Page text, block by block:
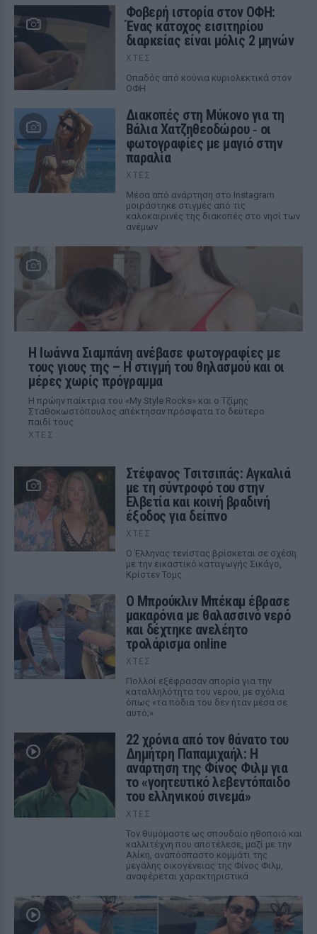
Φοβερή ιστορία στον ΟΦΗ:
Ένας κάτοχος εισιτηρίου
διαρκείας είναι μόλις 2 μηνών
ΧΤΕΣ
Οπαδός από κούνια κυριολεκτικά στον
ΟΦΗ
Διακοπές στη Μύκονο για τη
Βάλια Χατζηθεοδώρου ‑ οι
φωτογραφίες με μαγιό στην
παραλία
ΧΤΕΣ
Μέσα από ανάρτηση στο Instagram
μοιράστηκε στιγμές από τις
καλοκαιρινές της διακοπές στο νησί των
ανέμων
H Ιωάννα Σιαμπάνη ανέβασε φωτογραφίες με
τους γιους της – Η στιγμή του θηλασμού και οι
μέρες χωρίς πρόγραμμα
Η πρώην παίκτρια του «My Style Rocks» και ο Τζίμης
Σταθοκωστόπουλος απέκτησαν πρόσφατα το δεύτερο
παιδί τους
ΧΤΕΣ
Στέφανος Τσιτσιπάς: Αγκαλιά
με τη σύντροφό του στην
Ελβετία και κοινή βραδινή
έξοδος για δείπνο
ΧΤΕΣ
Ο Έλληνας τενίστας βρίσκεται σε σχέση
με την εικαστικό καταγωγής Σικάγο,
Κρίστεν Τομς
Ο Μπρούκλιν Μπέκαμ έβρασε
μακαρόνια με θαλασσινό νερό
και δέχτηκε ανελέητο
τρολάρισμα online
ΧΤΕΣ
Πολλοί εξέφρασαν απορία για την
καταλληλότητα του νερού, με σχόλια
όπως «τα πόδια του δεν ήταν μέσα σε
αυτό;»
22 χρόνια από τον θάνατο του
Δημήτρη Παπαμιχαήλ: Η
ανάρτηση της Φίνος Φιλμ για
το «γοητευτικό λεβεντόπαιδο
του ελληνικού σινεμά»
ΧΤΕΣ
Τον θυμόμαστε ως σπουδαίο ηθοποιό και
καλλιτέχνη που αποτέλεσε, μαζί με την
Αλίκη, αναπόσπαστο κομμάτι της
μεγάλης οικογένειας της Φίνος Φιλμ,
αναφέρεται χαρακτηριστικά